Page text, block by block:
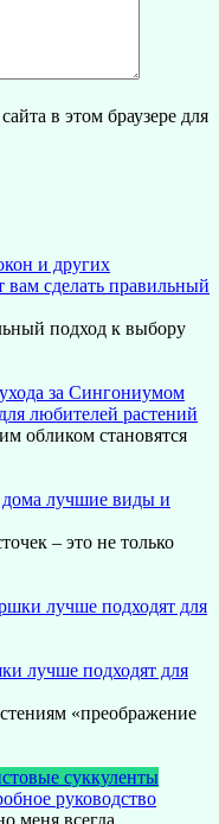
в этом браузере для
и других
вам сделать правильный
подход к выбору
за Сингониумом
любителей растений
обликом становятся
дома лучшие виды и
– это не только
лучше подходят для
«преображение
суккуленты
руководство
меня всегда